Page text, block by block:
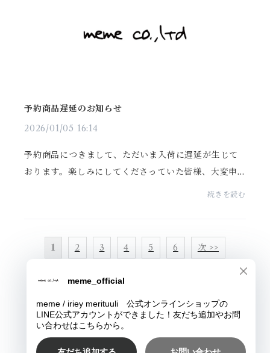
予約商品遅延のお知らせ
2026/01/05 16:14
予約商品につきまして、ただいま入荷に遅延が生じて
おります。楽しみにしてくださっていた皆様、大変申
し訳ありません。入荷は現在のところ1月16日頃の予定
続きを読む
1 2 3 4 5 6 次 >>
© meme / iriey merituuli 公式オンラインショップ
Powered by